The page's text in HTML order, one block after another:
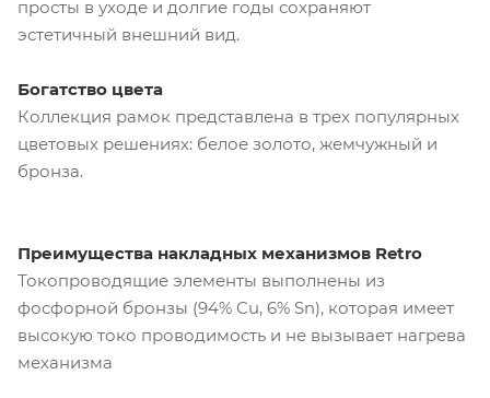
просты в уходе и долгие годы сохраняют
эстетичный внешний вид.
Богатство цвета
Коллекция рамок представлена в трех популярных
цветовых решениях: белое золото, жемчужный и
бронза.
Преимущества накладных механизмов Retro
Токопроводящие элементы выполнены из
фосфорной бронзы (94% Cu, 6% Sn), которая имеет
высокую токо проводимость и не вызывает нагрева
механизма